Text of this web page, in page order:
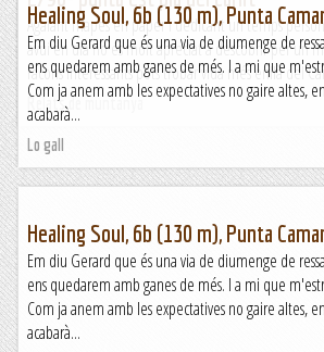
Agafant mapes en paper i dedicant un temps
avui en dia no és molt apreciat a descobrir per un
racons interessants pots trobar vida més enllà del
Relats de muntanya
Healing Soul, 6b (130 m), Punta
Em diu Gerard que és una via de diumenge de
ens quedarem amb ganes de més. I a mi que
Com ja anem amb les expectatives no gaire altes,
acabarà...
Lo gall
Healing Soul, 6b (130 m), Punta
Em diu Gerard que és una via de diumenge de
ens quedarem amb ganes de més. I a mi que
Com ja anem amb les expectatives no gaire altes,
acabarà...